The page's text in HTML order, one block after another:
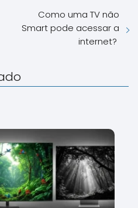
Como uma TV não
Smart pode acessar a
internet?